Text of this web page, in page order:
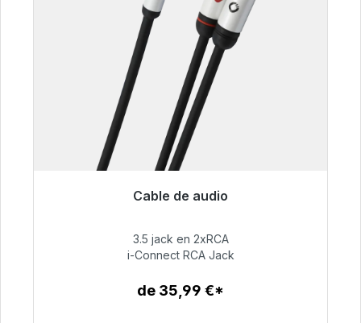
Cable de audio
Listo para envío inmediato, plazo de entrega
51,99 €
3.5 jack en 2xRCA
i-Connect RCA Jack
de 35,99 €*